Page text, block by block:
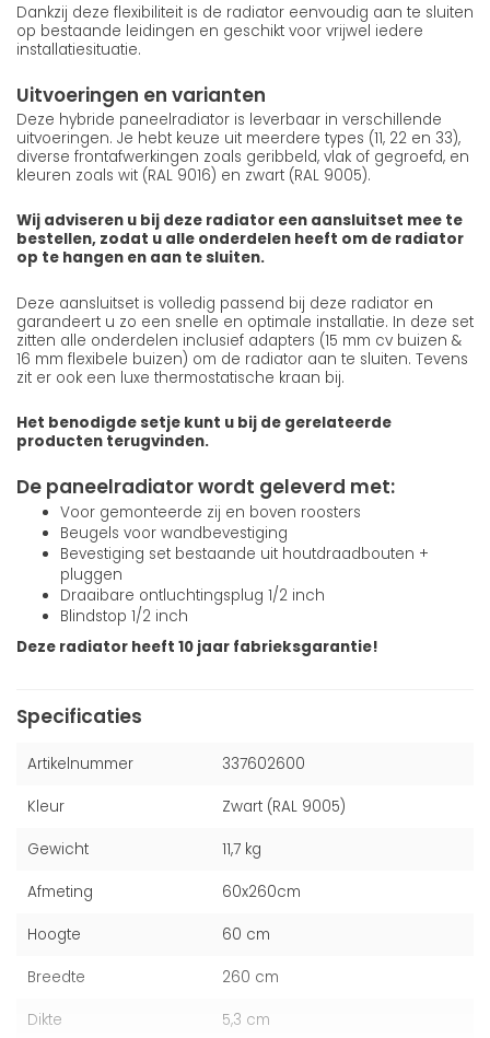
Dankzij deze flexibiliteit is de radiator eenvoudig aan te sluiten
op bestaande leidingen en geschikt voor vrijwel iedere
installatiesituatie.
Uitvoeringen en varianten
Deze hybride paneelradiator is leverbaar in verschillende
uitvoeringen. Je hebt keuze uit meerdere types (11, 22 en 33),
diverse frontafwerkingen zoals geribbeld, vlak of gegroefd, en
kleuren zoals wit (RAL 9016) en zwart (RAL 9005).
Wij adviseren u bij deze radiator een aansluitset mee te
bestellen, zodat u alle onderdelen heeft om de radiator
op te hangen en aan te sluiten.
Deze aansluitset is volledig passend bij deze radiator en
garandeert u zo een snelle en optimale installatie. In deze set
zitten alle onderdelen inclusief adapters (15 mm cv buizen &
16 mm flexibele buizen) om de radiator aan te sluiten. Tevens
zit er ook een luxe thermostatische kraan bij.
Het benodigde setje kunt u bij de gerelateerde
producten terugvinden.
De paneelradiator wordt geleverd met:
Voor gemonteerde zij en boven roosters
Beugels voor wandbevestiging
Bevestiging set bestaande uit houtdraadbouten +
pluggen
Draaibare ontluchtingsplug 1/2 inch
Blindstop 1/2 inch
Deze radiator heeft 10 jaar fabrieksgarantie!
Specificaties
Artikelnummer 337602600
Kleur Zwart (RAL 9005)
Gewicht 11,7 kg
Afmeting 60x260cm
Hoogte 60 cm
Breedte 260 cm
Dikte 5,3 cm